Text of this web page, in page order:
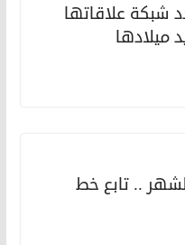
شبكة علاقاتها
ميلادها
.. تابع خط